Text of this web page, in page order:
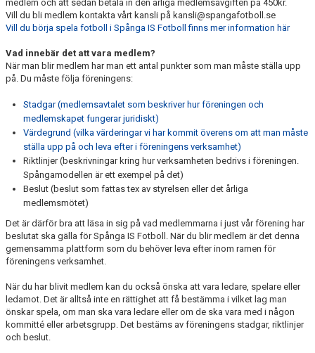
medlem och att sedan betala in den årliga medlemsavgiften på 450kr.
Vill du bli medlem kontakta vårt kansli på kansli@spangafotboll.se
Vill du börja spela fotboll i Spånga IS Fotboll finns mer information här
Vad innebär det att vara medlem?
När man blir medlem har man ett antal punkter som man måste ställa upp
på. Du måste följa föreningens:
Stadgar (medlemsavtalet som beskriver hur föreningen och
medlemskapet fungerar juridiskt)
Värdegrund (vilka värderingar vi har kommit överens om att man måste
ställa upp på och leva efter i föreningens verksamhet)
Riktlinjer (beskrivningar kring hur verksamheten bedrivs i föreningen.
Spångamodellen är ett exempel på det)
Beslut (beslut som fattas tex av styrelsen eller det årliga
medlemsmötet)
Det är därför bra att läsa in sig på vad medlemmarna i just vår förening har
beslutat ska gälla för Spånga IS Fotboll. När du blir medlem är det denna
gemensamma plattform som du behöver leva efter inom ramen för
föreningens verksamhet.
När du har blivit medlem kan du också önska att vara ledare, spelare eller
ledamot. Det är alltså inte en rättighet att få bestämma i vilket lag man
önskar spela, om man ska vara ledare eller om de ska vara med i någon
kommitté eller arbetsgrupp. Det bestäms av föreningens stadgar, riktlinjer
och beslut.